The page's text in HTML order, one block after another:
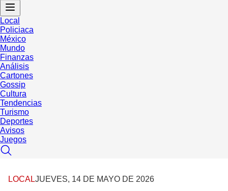
Local
Policiaca
México
Mundo
Finanzas
Análisis
Cartones
Gossip
Cultura
Tendencias
Turismo
Deportes
Avisos
Juegos
LOCALJUEVES, 14 DE MAYO DE 2026